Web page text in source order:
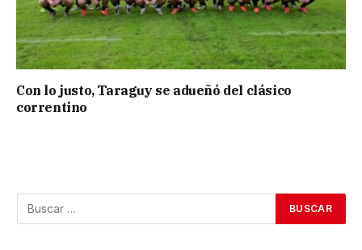
Con lo justo, Taraguy se adueñó del clásico
correntino